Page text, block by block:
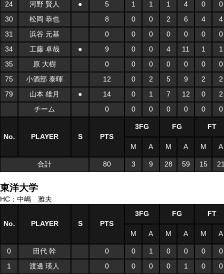
24
河野 賢人 ● 5 1 1 1 4 0
0
30
松岡 恭也 8 0 0 2 6 4
4
31
浜谷 元基 0 0 0 0 0 0
0
34
工藤 卓哉 ● 9 0 0 4 11 1
1
35
原 大樹 0 0 0 0 0 0
0
75
小酒部 泰暉 12 0 2 5 9 2
2
79
山本 雄月 ● 14 0 1 7 12 0
2
チーム
0 0 0 0 0 0 0
No. PLAYER S PTS
3FG FG FT
M A M A M A
合計 80 3 9 28 59 15
東洋大学
HC：中嶋 雅夫
No. PLAYER S PTS
3FG FG FT
M A M A M A
0 田代 幹 0 0 1 0 0 0
0
1
渡邊 瑛人 0 0 0 0 1 0
0